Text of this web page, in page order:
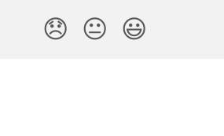
😞 😐 😃